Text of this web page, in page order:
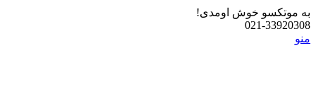
به موتکسو خوش اومدی!
021-33920308
منو